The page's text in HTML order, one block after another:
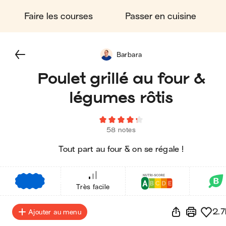
Faire les courses Passer en cuisine
Poulet grillé au four &
légumes rôtis
58 notes
Tout part au four & on se régale !
Barbara
Très facile
Ajouter au menu